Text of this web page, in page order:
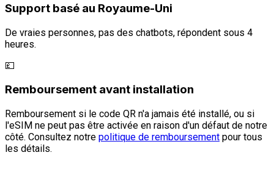
Support basé au Royaume-Uni
De vraies personnes, pas des chatbots, répondent sous 4
heures.
💷
Remboursement avant installation
Remboursement si le code QR n'a jamais été installé, ou si
l'eSIM ne peut pas être activée en raison d'un défaut de notre
côté. Consultez notre politique de remboursement pour tous
les détails.